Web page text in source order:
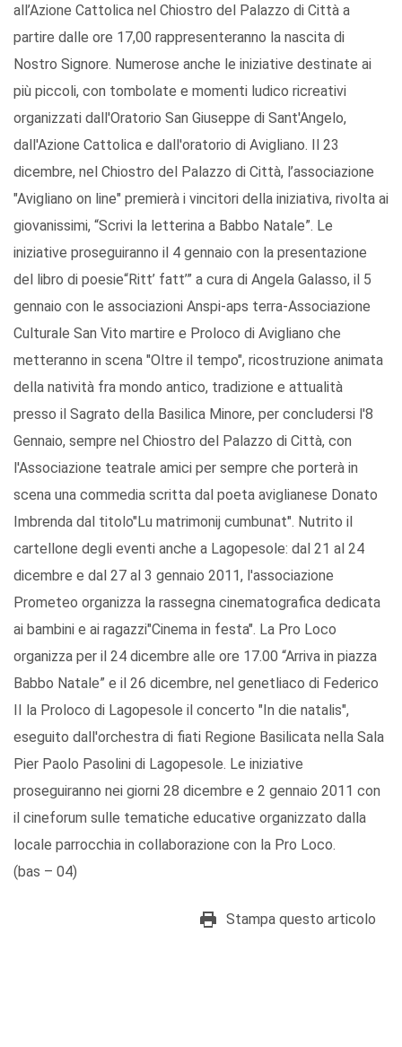
all’Azione Cattolica nel Chiostro del Palazzo di Città a
partire dalle ore 17,00 rappresenteranno la nascita di
Nostro Signore. Numerose anche le iniziative destinate ai
più piccoli, con tombolate e momenti ludico ricreativi
organizzati dall'Oratorio San Giuseppe di Sant'Angelo,
dall'Azione Cattolica e dall'oratorio di Avigliano. Il 23
dicembre, nel Chiostro del Palazzo di Città, l’associazione
"Avigliano on line" premierà i vincitori della iniziativa, rivolta ai
giovanissimi, “Scrivi la letterina a Babbo Natale”. Le
iniziative proseguiranno il 4 gennaio con la presentazione
del libro di poesie“Ritt’ fatt’” a cura di Angela Galasso, il 5
gennaio con le associazioni Anspi-aps terra-Associazione
Culturale San Vito martire e Proloco di Avigliano che
metteranno in scena "Oltre il tempo", ricostruzione animata
della natività fra mondo antico, tradizione e attualità
presso il Sagrato della Basilica Minore, per concludersi l'8
Gennaio, sempre nel Chiostro del Palazzo di Città, con
l'Associazione teatrale amici per sempre che porterà in
scena una commedia scritta dal poeta aviglianese Donato
Imbrenda dal titolo"Lu matrimonij cumbunat". Nutrito il
cartellone degli eventi anche a Lagopesole: dal 21 al 24
dicembre e dal 27 al 3 gennaio 2011, l'associazione
Prometeo organizza la rassegna cinematografica dedicata
ai bambini e ai ragazzi"Cinema in festa". La Pro Loco
organizza per il 24 dicembre alle ore 17.00 “Arriva in piazza
Babbo Natale” e il 26 dicembre, nel genetliaco di Federico
II la Proloco di Lagopesole il concerto "In die natalis",
eseguito dall'orchestra di fiati Regione Basilicata nella Sala
Pier Paolo Pasolini di Lagopesole. Le iniziative
proseguiranno nei giorni 28 dicembre e 2 gennaio 2011 con
il cineforum sulle tematiche educative organizzato dalla
locale parrocchia in collaborazione con la Pro Loco.
(bas – 04)
Stampa questo articolo